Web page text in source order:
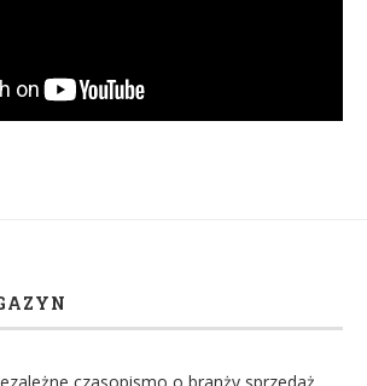
czasopismo o branży sprzedaż